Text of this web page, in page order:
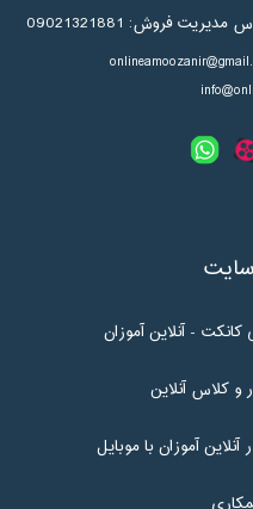
مدیریت فروش: 09021321881
- آنلاین آموزان
و کلاس آنلاین
آموزان با موبایل